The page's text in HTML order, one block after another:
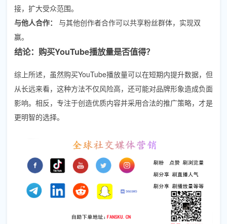
接，扩大受众范围。
与他人合作：
与其他创作者合作可以共享粉丝群体，实现双
赢。
结论：购买YouTube播放量是否值得？
综上所述，虽然购买YouTube播放量可以在短期内提升数据，但
从长远来看，这种方法不仅风险高，还可能对品牌形象造成负面
影响。相反，专注于创造优质内容并采用合法的推广策略，才是
更明智的选择。